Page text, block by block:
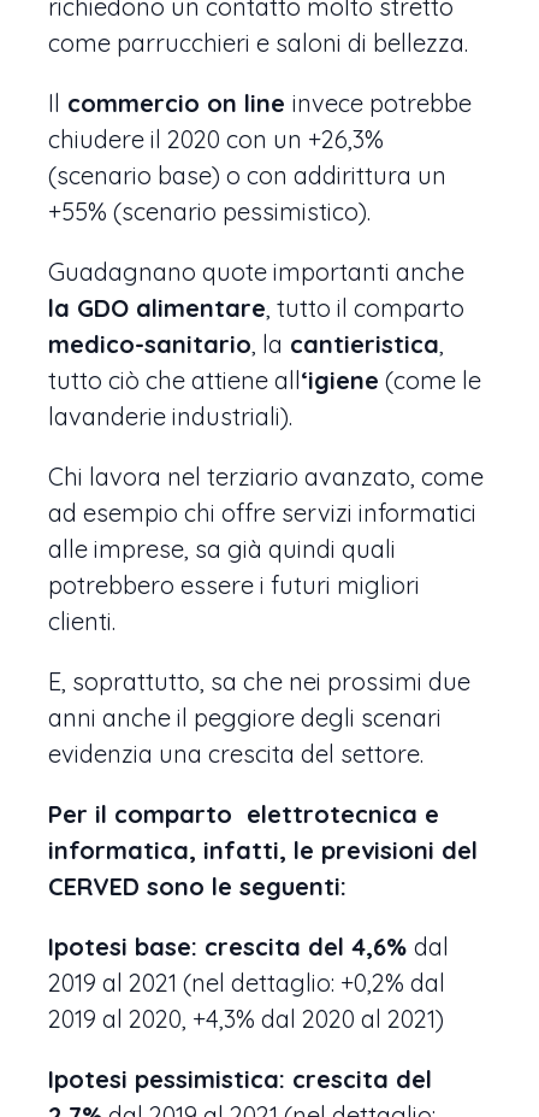
richiedono un contatto molto stretto
come parrucchieri e saloni di bellezza.
Il commercio on line invece potrebbe
chiudere il 2020 con un +26,3%
(scenario base) o con addirittura un
+55% (scenario pessimistico).
Guadagnano quote importanti anche
la GDO alimentare, tutto il comparto
medico-sanitario, la cantieristica,
tutto ciò che attiene all‘igiene (come le
lavanderie industriali).
Chi lavora nel terziario avanzato, come
ad esempio chi offre servizi informatici
alle imprese, sa già quindi quali
potrebbero essere i futuri migliori
clienti.
E, soprattutto, sa che nei prossimi due
anni anche il peggiore degli scenari
evidenzia una crescita del settore.
Per il comparto elettrotecnica e
informatica, infatti, le previsioni del
CERVED sono le seguenti:
Ipotesi base: crescita del 4,6% dal
2019 al 2021 (nel dettaglio: +0,2% dal
2019 al 2020, +4,3% dal 2020 al 2021)
Ipotesi pessimistica: crescita del